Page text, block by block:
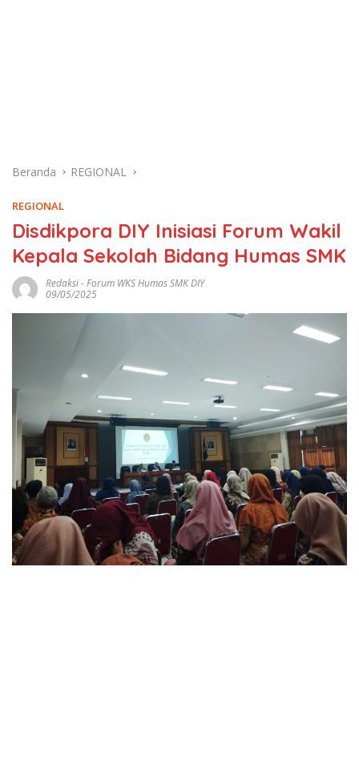
Beranda REGIONAL
REGIONAL
Disdikpora DIY Inisiasi Forum Wakil
Kepala Sekolah Bidang Humas SMK
Redaksi-Forum WKS Humas SMK DIY
09/05/2025